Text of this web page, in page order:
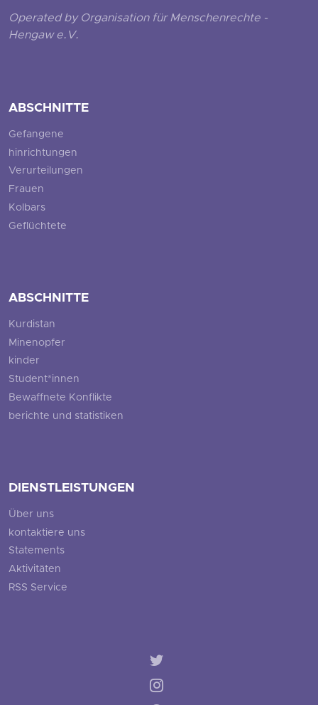
Operated by Organisation für Menschenrechte -
Hengaw e.V.
ABSCHNITTE
Gefangene
hinrichtungen
Verurteilungen
Frauen
Kolbars
Geflüchtete
ABSCHNITTE
Kurdistan
Minenopfer
kinder
Student*innen
Bewaffnete Konflikte
berichte und statistiken
DIENSTLEISTUNGEN
Über uns
kontaktiere uns
Statements
Aktivitäten
RSS Service